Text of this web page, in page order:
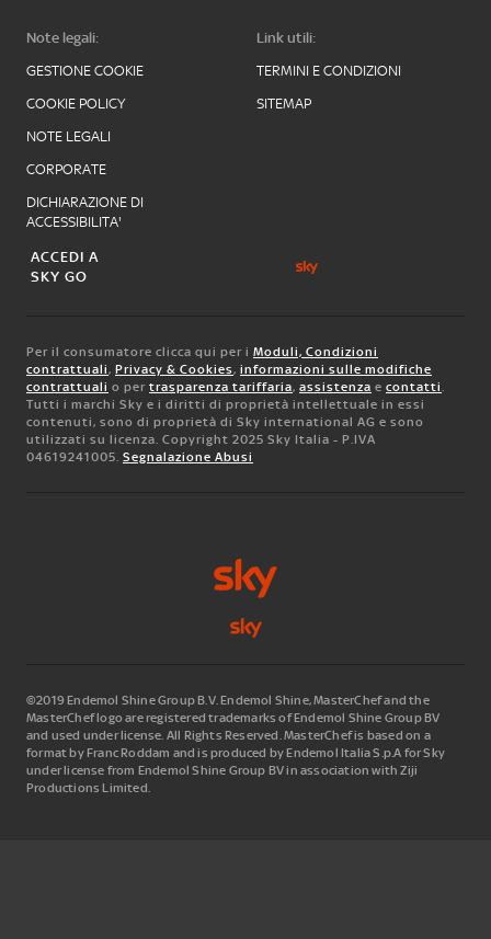
Note legali:
GESTIONE COOKIE
COOKIE POLICY
NOTE LEGALI
CORPORATE
DICHIARAZIONE DI
ACCESSIBILITA'
Link utili:
TERMINI E CONDIZIONI
SITEMAP
ACCEDI A
SKY GO
Per il consumatore clicca qui per i Moduli, Condizioni
contrattuali , Privacy & Cookies, informazioni sulle modifiche
contrattuali o per trasparenza tariffaria, assistenza e contatti
Tutti i marchi Sky e i diritti di proprietà intellettuale in essi
contenuti, sono di proprietà di Sky international AG e sono
utilizzati su licenza. Copyright 2025 Sky Italia - P.IVA
04619241005. Segnalazione Abusi
©2019 Endemol Shine Group B.V. Endemol Shine, MasterChef and the
MasterChef logo are registered trademarks of Endemol Shine Group BV
and used under license. All Rights Reserved. MasterChef is based on a
format by Franc Roddam and is produced by Endemol Italia S.p.A for Sky
under license from Endemol Shine Group BV in association with Ziji
Productions Limited.